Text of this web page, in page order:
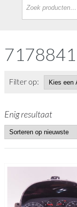
Filter op:
Enig resultaat